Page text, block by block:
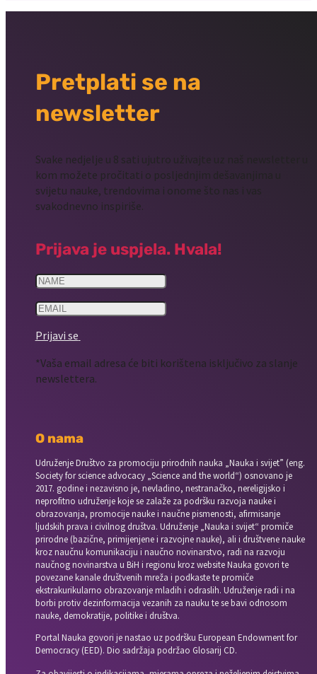
Pretplati se na
newsletter
Svake nedjelje u 8 sati ujutro uživajte uz naš newsletter u
kom možete pročitati o posljednjim dešavanjima u
svijetu nauke, trendovima i onome što nas i vas
svakodnevno inspiriše.
Prijava je uspjela. Hvala!
Prijavi se
*Vaša email adresa će biti korištena isključivo za slanje
newslettera.
O nama
Udruženje Društvo za promociju prirodnih nauka „Nauka i svijet” (eng.
Society for science advocacy „Science and the world“) osnovano je
2017. godine i nezavisno je, nevladino, nestranačko, nereligijsko i
neprofitno udruženje koje se zalaže za podršku razvoja nauke i
obrazovanja, promocije nauke i naučne pismenosti, afirmisanje
ljudskih prava i civilnog društva. Udruženje „Nauka i svijet“ promiče
prirodne (bazične, primijenjene i razvojne nauke), ali i društvene nauke
kroz naučnu komunikaciju i naučno novinarstvo, radi na razvoju
naučnog novinarstva u BiH i regionu kroz website Nauka govori te
povezane kanale društvenih mreža i podkaste te promiče
ekstrakurikularno obrazovanje mladih i odraslih. Udruženje radi i na
borbi protiv dezinformacija vezanih za nauku te se bavi odnosom
nauke, demokratije, politike i društva.
Portal Nauka govori je nastao uz podršku European Endowment for
Democracy (EED). Dio sadržaja podržao Glosarij CD.